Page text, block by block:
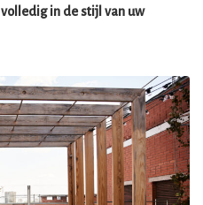
volledig in de stijl van uw